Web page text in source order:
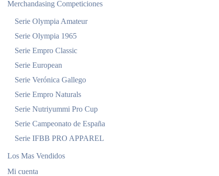
Merchandasing Competiciones
Serie Olympia Amateur
Serie Olympia 1965
Serie Empro Classic
Serie European
Serie Verónica Gallego
Serie Empro Naturals
Serie Nutriyummi Pro Cup
Serie Campeonato de España
Serie IFBB PRO APPAREL
Los Mas Vendidos
Mi cuenta